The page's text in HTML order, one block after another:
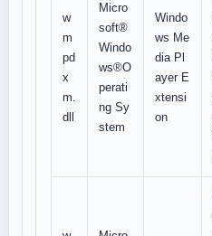
w
m
pd
x
m.
dll
Micro
soft®
Windo
ws®O
perati
ng Sy
stem
Windo
ws Me
dia Pl
ayer E
xtensi
on